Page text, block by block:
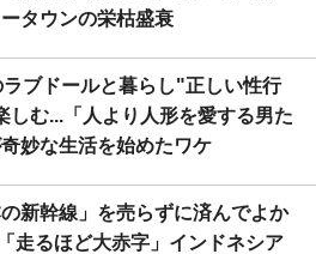
タウンの栄枯盛衰
ラブドールと暮らし"正しい性行
しむ...「人より人形を愛する男た
妙な生活を始めたワケ
の新幹線」を売らずに済んでよか
走るほど大赤字」インドネシア